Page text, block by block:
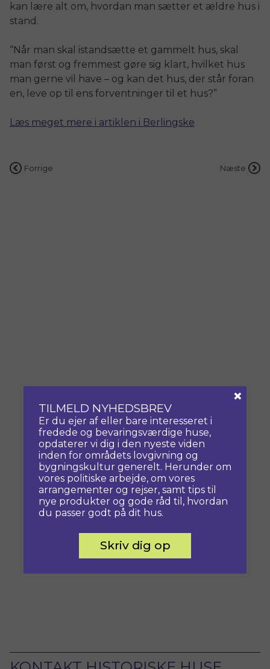
kan lære alt om, hvordan man sætter et ældre hus i
stand.
“Når man skal istandsætte et gammelt hus, skal
man først og fremmest gøre sig klart, hvilket hus
man gerne vil have – og kan det hus, der står foran
en, leve op til ens forventninger til et hus?”
Læs meget mere i artiklen i Berlingske
Indlægsnavigation
Forrige Næste
TILMELD NYHEDSBREV
Er du ejer af eller bare interesseret i
fredede og bevaringsværdige huse,
opdaterer vi dig i den nyeste viden
inden for områdets lovgivning og
bygningskultur generelt. Herunder om
vores politiske arbejde, om vores
arrangementer og rejser, samt tips til
nye produkter og gode råd til, hvordan
du passer godt på dit hus.
Skriv dig op
×